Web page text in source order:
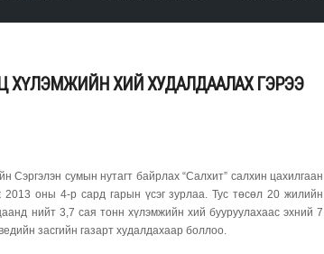
ХҮЛЭМЖИЙН ХИЙ ХУДАЛДААЛАХ ГЭРЭЭ
сумын нутагт байрлах “Салхит” салхин цахилгаан
2013 оны 4-р сард гарын үсэг зурлаа. Тус төсөл 20 жилийн
нийт 3,7 сая тонн хүлэмжийн хий бууруулахаас эхний 7
засгийн газарт худалдахаар боллоо.